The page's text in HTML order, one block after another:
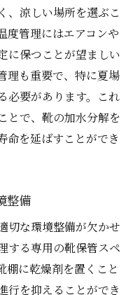
、涼しい場所を選ぶこ
度管理にはエアコンや
に保つことが望ましい
理も重要で、特に夏場
必要があります。これ
とで、靴の加水分解を
命を延ばすことができ
整備
切な環境整備が欠かせ
する専用の靴保管スペ
棚に乾燥剤を置くこと
行を抑えることができ